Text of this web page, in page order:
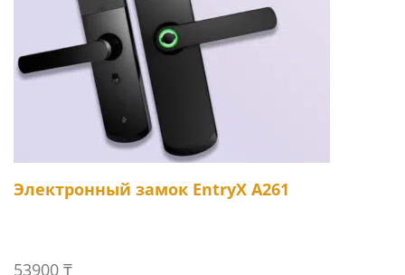
Электронный замок EntryX A261
53900 ₸